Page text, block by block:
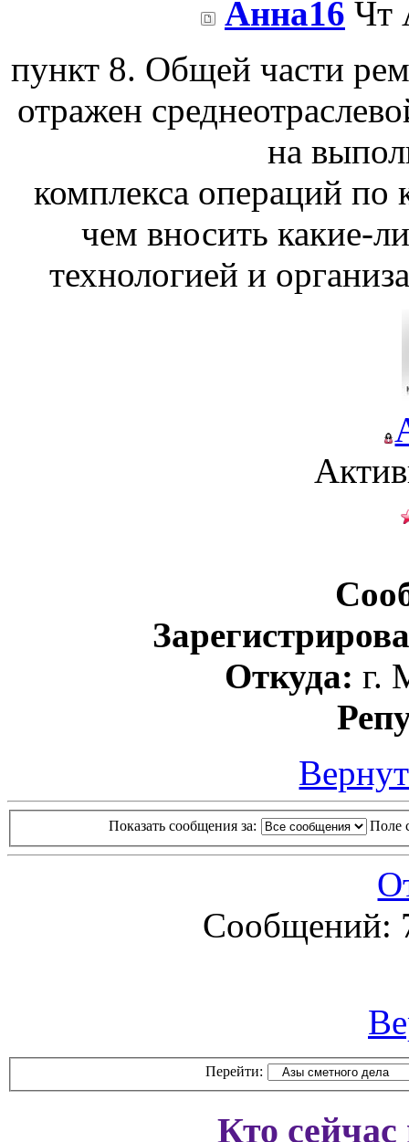
Анна16 Чт
пункт 8. Общей части
отражен
на
комплекса операций по
чем вносить какие-
технологией и
Откуда: г.
Показать сообщения за: Поле
Сообщений:
Перейти:
Кто